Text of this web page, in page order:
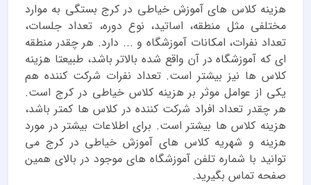
هزینه کلاس های آموزش خیاطی در کرج بستگی به موارد
مختلفی مثل منطقه، اساتید، نوع دوره، تعداد جلسات،
تعداد نفرات، امکانات آموزشگاه و ... دارد. هر چقدر منطقه
ای که آموزشگاه در آن واقع شده بالاتر باشد، طبیعتا هزینه
کلاس ها نیز بیشتر است. تعداد نفرات شرکت کننده هم
یکی از عوامل موثر بر هزینه کلاس خیاطی در کرج است.
هر چقدر تعداد افراد شرکت کننده در کلاس ها کمتر باشد،
هزینه کلاس ها بیشتر است. برای اطلاعات بیشتر در مورد
هزینه و شهریه کلاس های آموزش خیاطی در کرج می
توانید با شماره تلفن آموزشگاه های موجود در بالای همین
صفحه تماس بگیرید.